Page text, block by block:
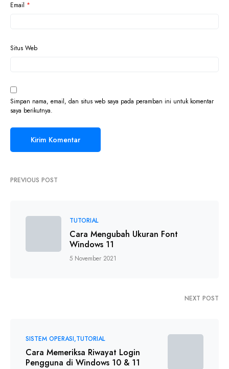
Email *
Situs Web
Simpan nama, email, dan situs web saya pada peramban ini untuk komentar
saya berikutnya.
PREVIOUS POST
TUTORIAL
Cara Mengubah Ukuran Font
Windows 11
5 November 2021
NEXT POST
SISTEM OPERASI TUTORIAL
Cara Memeriksa Riwayat Login
Pengguna di Windows 10 & 11